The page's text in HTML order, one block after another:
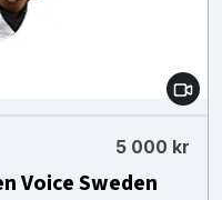
5 000 kr
Voice Sweden